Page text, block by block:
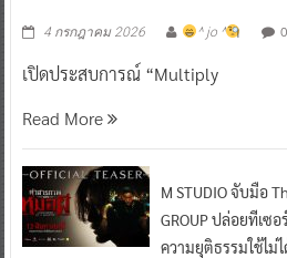
4 กรกฎาคม 2026 ^ jo ^ 0
เปิดประสบการณ์ “Multiply
Read More
M STUDIO จับมือ
GROUP ปล่อยทีเซ
ความยุติธรรมใช้ไม่